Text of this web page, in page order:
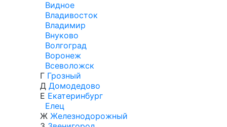
Видное
Владивосток
Владимир
Внуково
Волгоград
Воронеж
Всеволожск
Г Грозный
Д Домодедово
Е Екатеринбург
Елец
Ж Железнодорожный